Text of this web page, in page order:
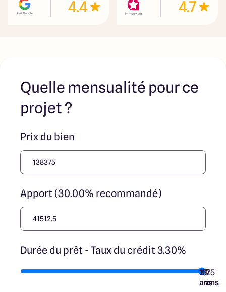
nos partenaires fonciers
4.4 4.7
Quelle mensualité pour ce
projet ?
Prix du bien
Apport (30.00% recommandé)
Durée du prêt - Taux du crédit 3.30%
7
ans
10
ans
15
ans
20
ans
25
ans